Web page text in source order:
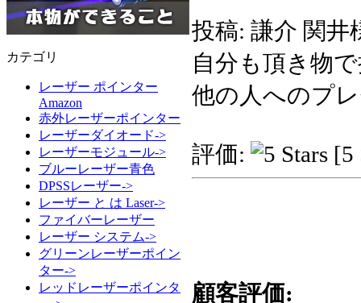
カテゴリ
レーザー ポインター
Amazon
赤外レーザーポインター
レーザーダイオード->
レーザーモジュール->
ブルーレーザー青色
DPSSレーザー->
レーザー と は Laser->
ファイバーレーザー
レーザー システム->
グリーンレーザーポイン
ター->
レッドレーザーポインタ
投稿: 謙介 関井
自分も頂き物
他の人へのプ
評価: [5
顧客評価: